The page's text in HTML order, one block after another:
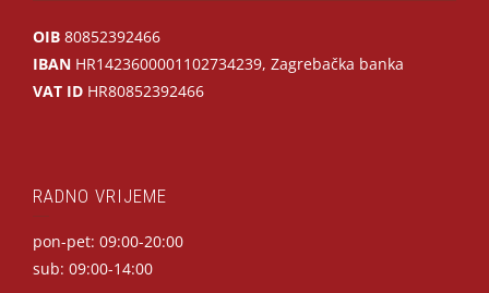
OIB 80852392466
IBAN HR1423600001102734239, Zagrebačka banka
VAT ID HR80852392466
RADNO VRIJEME
pon-pet: 09:00-20:00
sub: 09:00-14:00